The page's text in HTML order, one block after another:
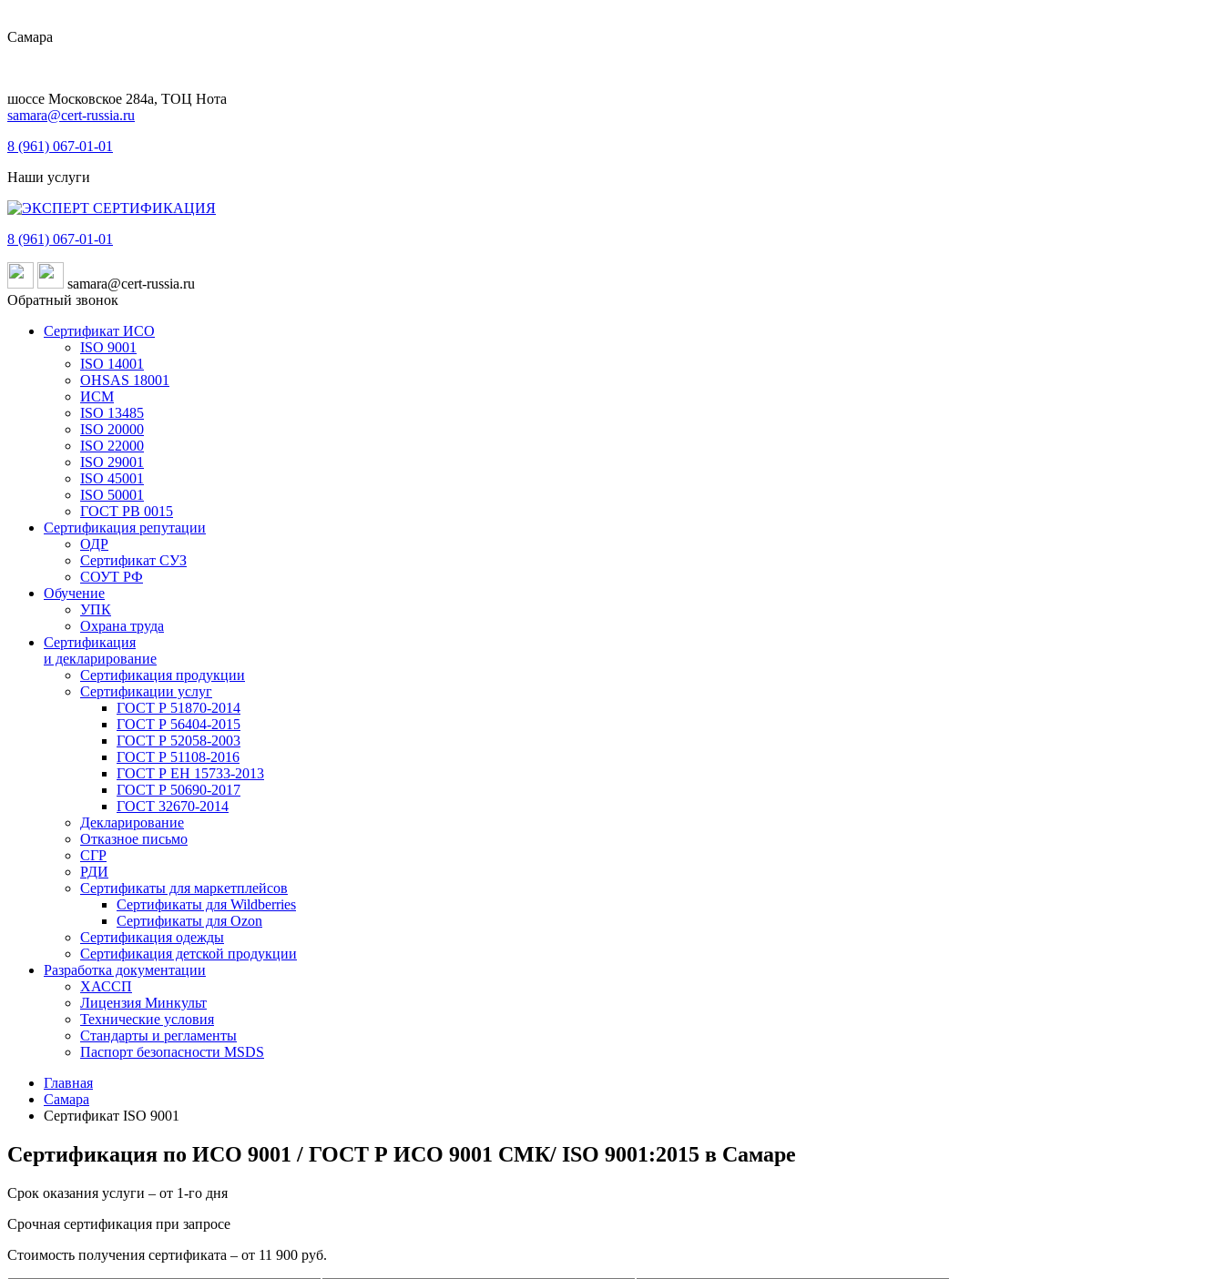
Самара
шоссе Московское 284а, ТОЦ Нота
samara@cert-russia.ru
8 (961) 067-01-01
Наши услуги
8 (961) 067-01-01
samara@cert-russia.ru
Обратный звонок
Сертификат ИСО
ISO 9001
ISO 14001
OHSAS 18001
ИСМ
ISO 13485
ISO 20000
ISO 22000
ISO 29001
ISO 45001
ISO 50001
ГОСТ РВ 0015
Сертификация репутации
ОДР
Сертификат СУЗ
СОУТ РФ
Обучение
УПК
Охрана труда
Сертификация
и декларирование
Сертификация продукции
Сертификации услуг
ГОСТ Р 51870-2014
ГОСТ Р 56404-2015
ГОСТ Р 52058-2003
ГОСТ Р 51108-2016
ГОСТ Р ЕН 15733-2013
ГОСТ Р 50690-2017
ГОСТ 32670-2014
Декларирование
Отказное письмо
СГР
РДИ
Сертификаты для маркетплейсов
Сертификаты для Wildberries
Сертификаты для Ozon
Сертификация одежды
Сертификация детской продукции
Разработка документации
ХАССП
Лицензия Минкульт
Технические условия
Стандарты и регламенты
Паспорт безопасности MSDS
Главная
Самара
Сертификат ISO 9001
Сертификация по ИСО 9001 / ГОСТ Р ИСО 9001 СМК/ ISO 9001:2015 в Самаре
Срок оказания услуги – от 1-го дня
Срочная сертификация при запросе
Стоимость получения сертификата – от 11 900 руб.